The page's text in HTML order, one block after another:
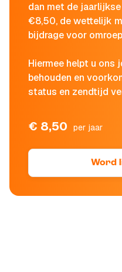
dan met de
€8,50, de wettelijk
bijdrage voor
Hiermee helpt u ons
behouden en
status en zendtijd
€ 8,50 per jaar
Word